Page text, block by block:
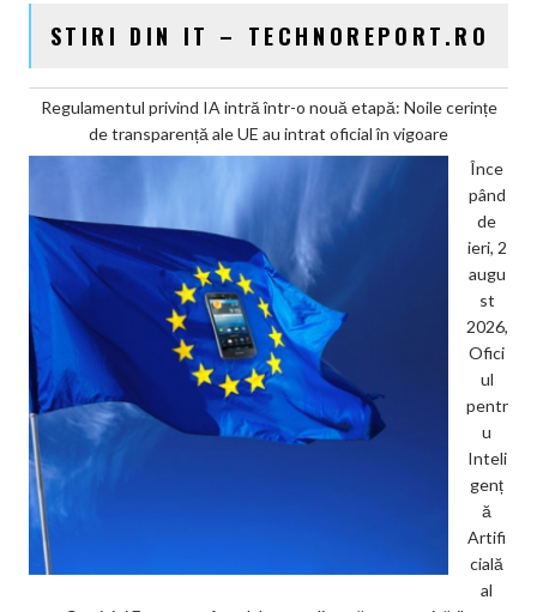
STIRI DIN IT – TECHNOREPORT.RO
Regulamentul privind IA intră într-o nouă etapă: Noile cerințe
de transparență ale UE au intrat oficial în vigoare
Înce
pând
de
ieri, 2
augu
st
2026,
Ofici
ul
pentr
u
Inteli
genț
ă
Artifi
cială
al